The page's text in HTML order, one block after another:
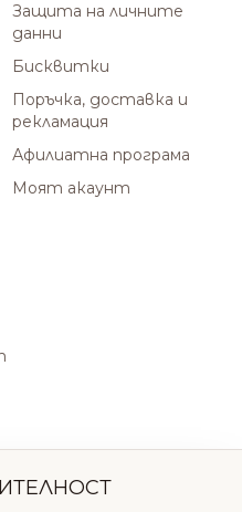
Защита на личните
данни
Бисквитки
Поръчка, доставка и
рекламация
Афилиатна програма
Моят акаунт